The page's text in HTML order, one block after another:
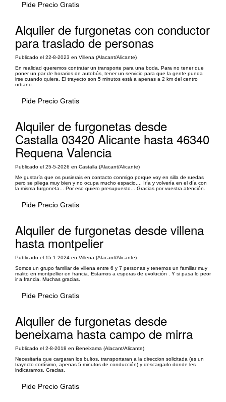
Pide Precio Gratis
Alquiler de furgonetas con conductor
para traslado de personas
Publicado el 22-8-2023 en Villena (Alacant/Alicante)
En realidad queremos contratar un transporte para una boda. Para no tener que
poner un par de horarios de autobús, tener un servicio para que la gente pueda
irse cuando quiera. El trayecto son 5 minutos está a apenas a 2 km del centro
urbano.
Pide Precio Gratis
Alquiler de furgonetas desde
Castalla 03420 Alicante hasta 46340
Requena Valencia
Publicado el 25-5-2026 en Castalla (Alacant/Alicante)
Me gustaría que os pusierais en contacto conmigo porque voy en silla de ruedas
pero se pliega muy bien y no ocupa mucho espacio.... Iría y volvería en el día con
la misma furgoneta... Por eso quiero presupuesto... Gracias por vuestra atención.
Pide Precio Gratis
Alquiler de furgonetas desde villena
hasta montpelier
Publicado el 15-1-2024 en Villena (Alacant/Alicante)
Somos un grupo familiar de villena entre 6 y 7 personas y tenemos un familiar muy
malito en montpellier en francia. Estamos a esperas de evolución . Y si pasa lo peor
ir a francia. Muchas gracias.
Pide Precio Gratis
Alquiler de furgonetas desde
beneixama hasta campo de mirra
Publicado el 2-8-2018 en Beneixama (Alacant/Alicante)
Necesitaría que cargaran los bultos, transportaran a la direccion solicitada (es un
trayecto cortísimo, apenas 5 minutos de conducción) y descargarlo donde les
indicáramos. Gracias.
Pide Precio Gratis